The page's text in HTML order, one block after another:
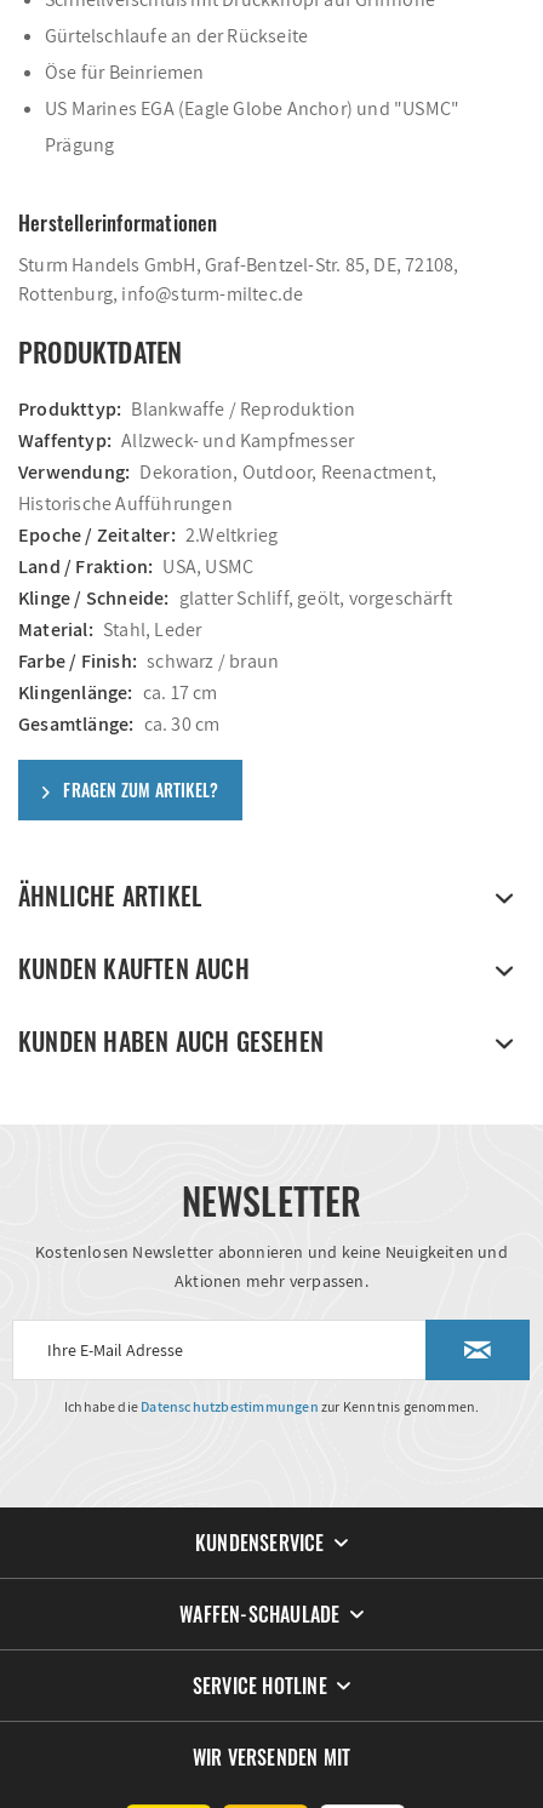
Gürtelschlaufe an der Rückseite
Öse für Beinriemen
US Marines EGA (Eagle Globe Anchor) und "USMC"
Prägung
Herstellerinformationen
Sturm Handels GmbH, Graf-Bentzel-Str. 85, DE, 72108,
Rottenburg, info@sturm-miltec.de
PRODUKTDATEN
Produkttyp: Blankwaffe / Reproduktion
Waffentyp: Allzweck- und Kampfmesser
Verwendung: Dekoration, Outdoor, Reenactment,
Historische Aufführungen
Epoche / Zeitalter: 2.Weltkrieg
Land / Fraktion: USA, USMC
Klinge / Schneide: glatter Schliff, geölt, vorgeschärft
Material: Stahl, Leder
Farbe / Finish: schwarz / braun
Klingenlänge: ca. 17 cm
Gesamtlänge: ca. 30 cm
FRAGEN ZUM ARTIKEL?
ÄHNLICHE ARTIKEL
KUNDEN KAUFTEN AUCH
KUNDEN HABEN AUCH GESEHEN
NEWSLETTER
Kostenlosen Newsletter abonnieren und keine Neuigkeiten und
Aktionen mehr verpassen.
Ich habe die Datenschutzbestimmungen zur Kenntnis genommen.
KUNDENSERVICE
WAFFEN-SCHAULADE
SERVICE HOTLINE
WIR VERSENDEN MIT